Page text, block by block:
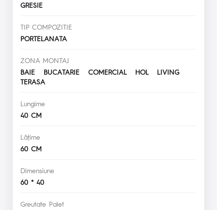
GRESIE
TIP COMPOZITIE
PORTELANATA
ZONA MONTAJ
BAIE BUCATARIE COMERCIAL HOL LIVING
TERASA
Lungime
40 CM
Lăţime
60 CM
Dimensiune
60 * 40
Greutate Palet